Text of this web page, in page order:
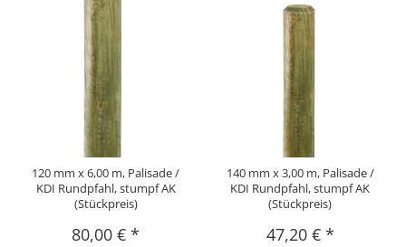
120 mm x 6,00 m, Palisade /
KDI Rundpfahl, stumpf AK
(Stückpreis)
80,00 €*
140 mm x 3,00 m, Palisade /
KDI Rundpfahl, stumpf AK
(Stückpreis)
47,20 € *